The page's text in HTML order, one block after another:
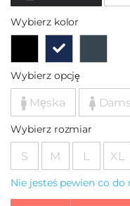
Wybierz kolor
Wybierz opcję
Męska
Wybierz rozmiar
S M L XL
Nie jesteś pewien co do